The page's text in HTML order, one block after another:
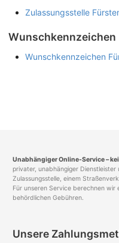
Zulassungsstelle
Wunschkennzeichen
Wunschkennzeichen
Unabhängiger Online-Service –
privater, unabhängiger
Zulassungsstelle, einem
Für unseren Service berechnen
behördlichen Gebühren.
Unsere